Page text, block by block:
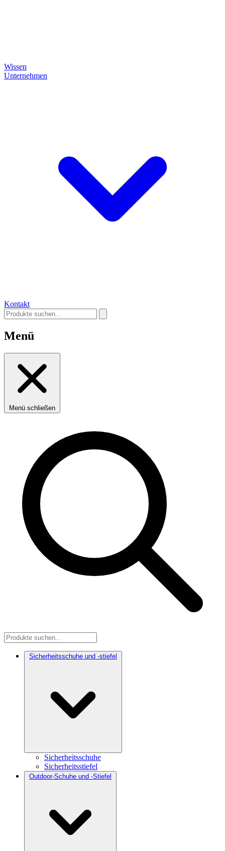
Wissen
Unternehmen
Kontakt
Menü
Menü schließen
Sicherheitsschuhe und -stiefel
Sicherheitsschuhe
Sicherheitsstiefel
Outdoor-Schuhe und -Stiefel